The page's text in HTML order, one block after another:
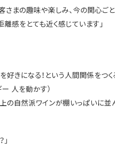
さまの趣味や楽しみ、今の関心ご
感をとても近く感じています」
好きになる！という人間関係をつ
人を動かす）
の自然派ワインが棚いっぱいに並